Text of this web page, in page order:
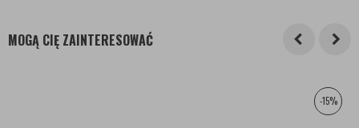
MOGĄ CIĘ ZAINTERESOWAĆ
-15%